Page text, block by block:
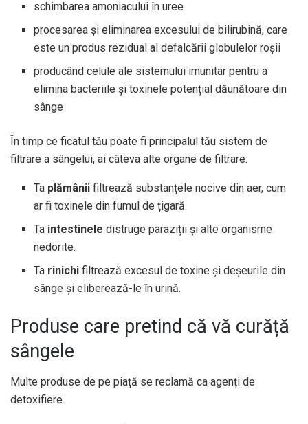
schimbarea amoniacului în uree
procesarea și eliminarea excesului de bilirubină, care
este un produs rezidual al defalcării globulelor roșii
producând celule ale sistemului imunitar pentru a
elimina bacteriile și toxinele potențial dăunătoare din
sânge
În timp ce ficatul tău poate fi principalul tău sistem de
filtrare a sângelui, ai câteva alte organe de filtrare:
Ta plămânii filtrează substanțele nocive din aer, cum
ar fi toxinele din fumul de țigară.
Ta intestinele distruge paraziții și alte organisme
nedorite.
Ta rinichi filtrează excesul de toxine și deșeurile din
sânge și eliberează-le în urină.
Produse care pretind că vă curăță
sângele
Multe produse de pe piață se reclamă ca agenți de
detoxifiere.